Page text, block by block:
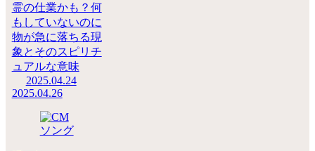
霊の仕業かも？何
もしていないのに
物が急に落ちる現
象とそのスピリチ
ュアルな意味
2025.04.24
2025.04.26